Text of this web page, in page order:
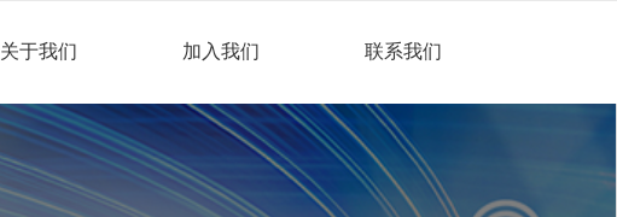
关于我们 加入我们 联系我们